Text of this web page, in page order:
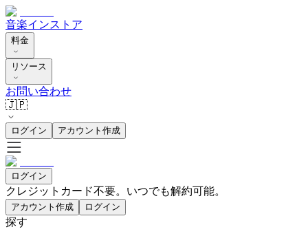
音楽インストア
料金
リソース
お問い合わせ
🇯🇵
ログイン アカウント作成
ログイン
クレジットカード不要。いつでも解約可能。
アカウント作成 ログイン
探す